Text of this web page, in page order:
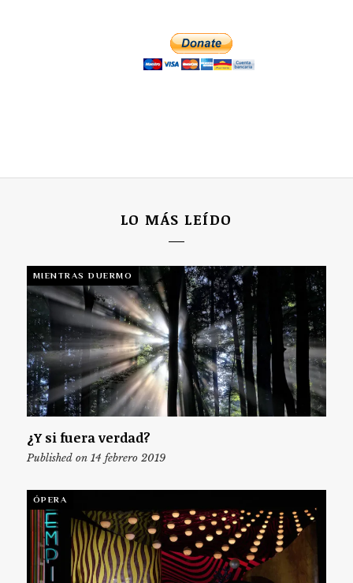
LO MÁS LEÍDO
MIENTRAS DUERMO
¿Y si fuera verdad?
Published on 14 febrero 2019
ÓPERA